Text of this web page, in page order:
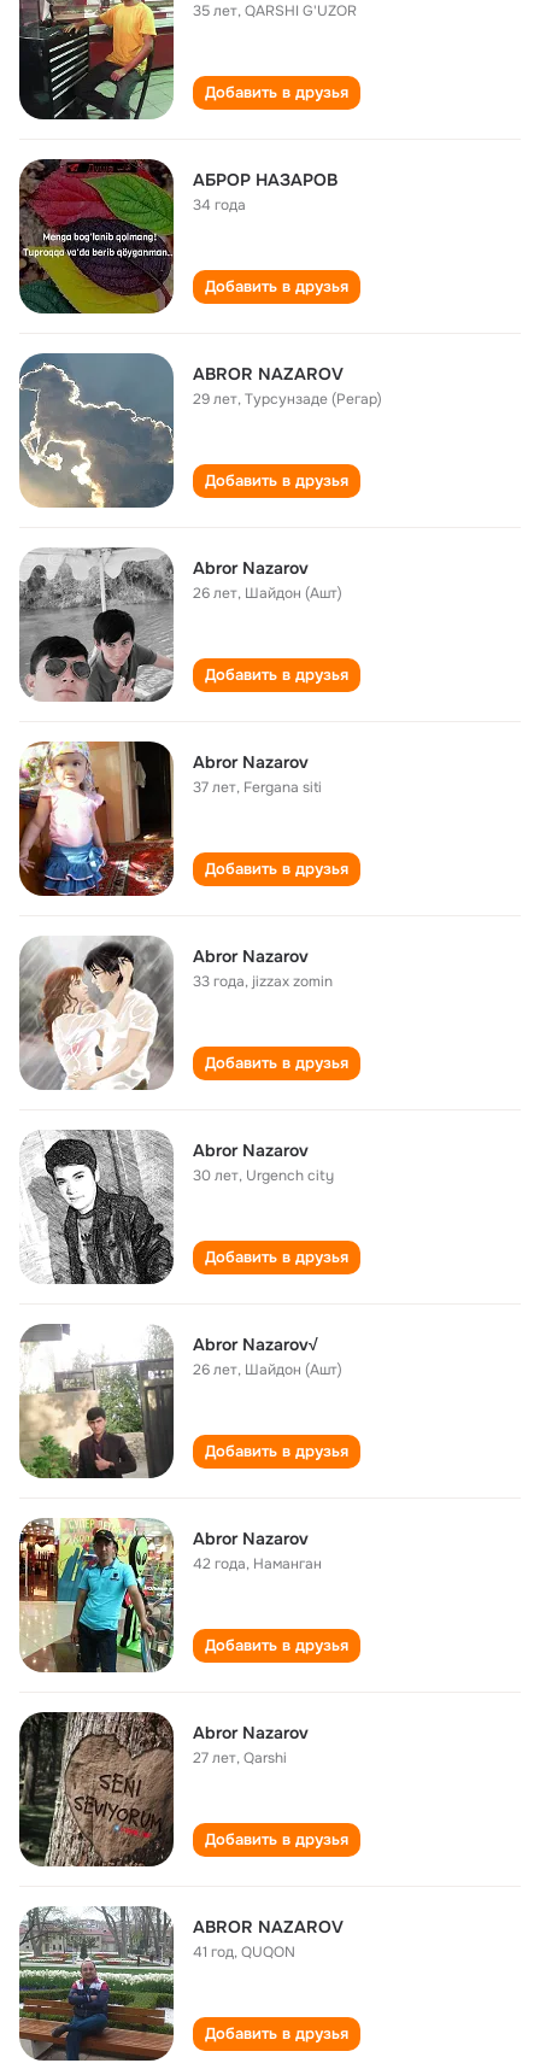
35 лет,QARSHI G'UZOR
Добавить в друзья
АБРОР НАЗАРОВ
34 года
Добавить в друзья
ABROR NAZAROV
29 лет,Турсунзаде (Регар)
Добавить в друзья
Abror Nazarov
26 лет, Шайдон (Ашт)
Добавить в друзья
Abror Nazarov
37 лет, Fergana siti
Добавить в друзья
Abror Nazarov
33 года, jizzax zomin
Добавить в друзья
Abror Nazarov
30 лет, Urgench city
Добавить в друзья
Abror Nazarov√
26 лет, Шайдон (Ашт)
Добавить в друзья
Abror Nazarov
42 года, Наманган
Добавить в друзья
Abror Nazarov
27 лет,Qarshi
Добавить в друзья
ABROR NAZAROV
41 год,QUQON
Добавить в друзья